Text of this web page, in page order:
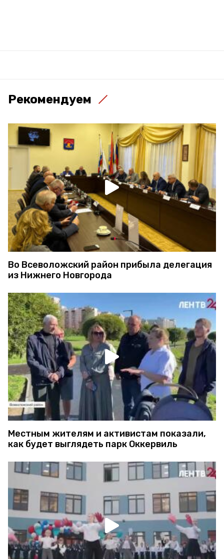
Рекомендуем
Во Всеволожский район прибыла делегация
из Нижнего Новгорода
Местным жителям и активистам показали,
как будет выглядеть парк Оккервиль